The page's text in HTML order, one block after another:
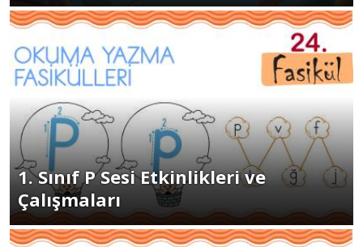
1. Sınıf P Sesi Etkinlikleri ve
Çalışmaları